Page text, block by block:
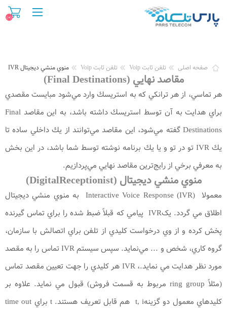
(۰)
صفحه اصلی تلفن ثابت Voip تلفن ثابت Voip منوي منشي ديجيتال IVR
مقاصد نهايي (Final Destinations)
هر تماسي، از هر ترانكي كه به استريسك وارد مي‌شود مبايست مقصدي
براي هدايت به آن توسط استريسك داشته باشد، به اين مقاصد Final
Destinations گفته مي‌شود، اين مقاصد مي‌توانند از يك داخلي ساده تا
يك IVR‌ تو در تو و يا يك برنامه نوشته توسط شما باشد، در اين بخش
به معرفي برخي از رايج‌ترين مقاصد نهايي مي‌پردازيم.
منوي منشي ديجيتال (DigitalReceptionist)
معمولا Interactive Voice Response (IVR) به منوي منشي ديجيتال
اطلاق مي گردد. يکIVR پيامي که قبلاً ضبط شده را براي تماس گيرنده
پخش کرده و از وي درخواست کليدي از تلفن براي اتصالش با سازمان،
گروه کاري، شخص و ... مي‌نمايد. سپس سيستم IVR تماس را به مقصد
مورد نظر هدايت مي نمايد.‌، IVR هر کليدي را جهت تعيين مقصد تماس
(مثلاً ring group مربوط به قسمت فروش) قبول مي نمايد. علاوه بر
کليدهاي معمول دو گزينهt, i هم قابل تعريف هستند. t براي time out